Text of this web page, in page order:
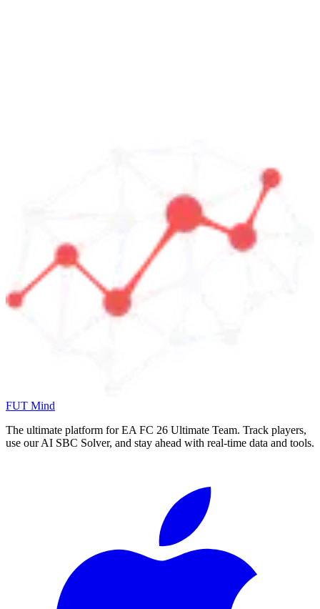
FUT Mind
The ultimate platform for EA FC 26 Ultimate Team. Track players,
use our AI SBC Solver, and stay ahead with real-time data and tools.